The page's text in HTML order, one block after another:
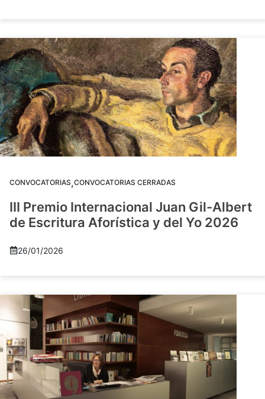
CONVOCATORIAS,CONVOCATORIAS CERRADAS
III Premio Internacional Juan Gil-Albert
de Escritura Aforística y del Yo 2026
26/01/2026